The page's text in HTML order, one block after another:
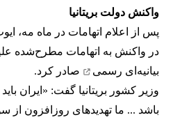
واکنش دولت بریتانیا
پس از اعلام اتهامات در ماه مه،
در واکنش به اتهامات مطرح‌شده
بیانیه‌ای رسمی
صادر کرد.
وزیر کشور بریتانیا گفت: «ایران
باشد ... ما تهدیدهای روزافزون